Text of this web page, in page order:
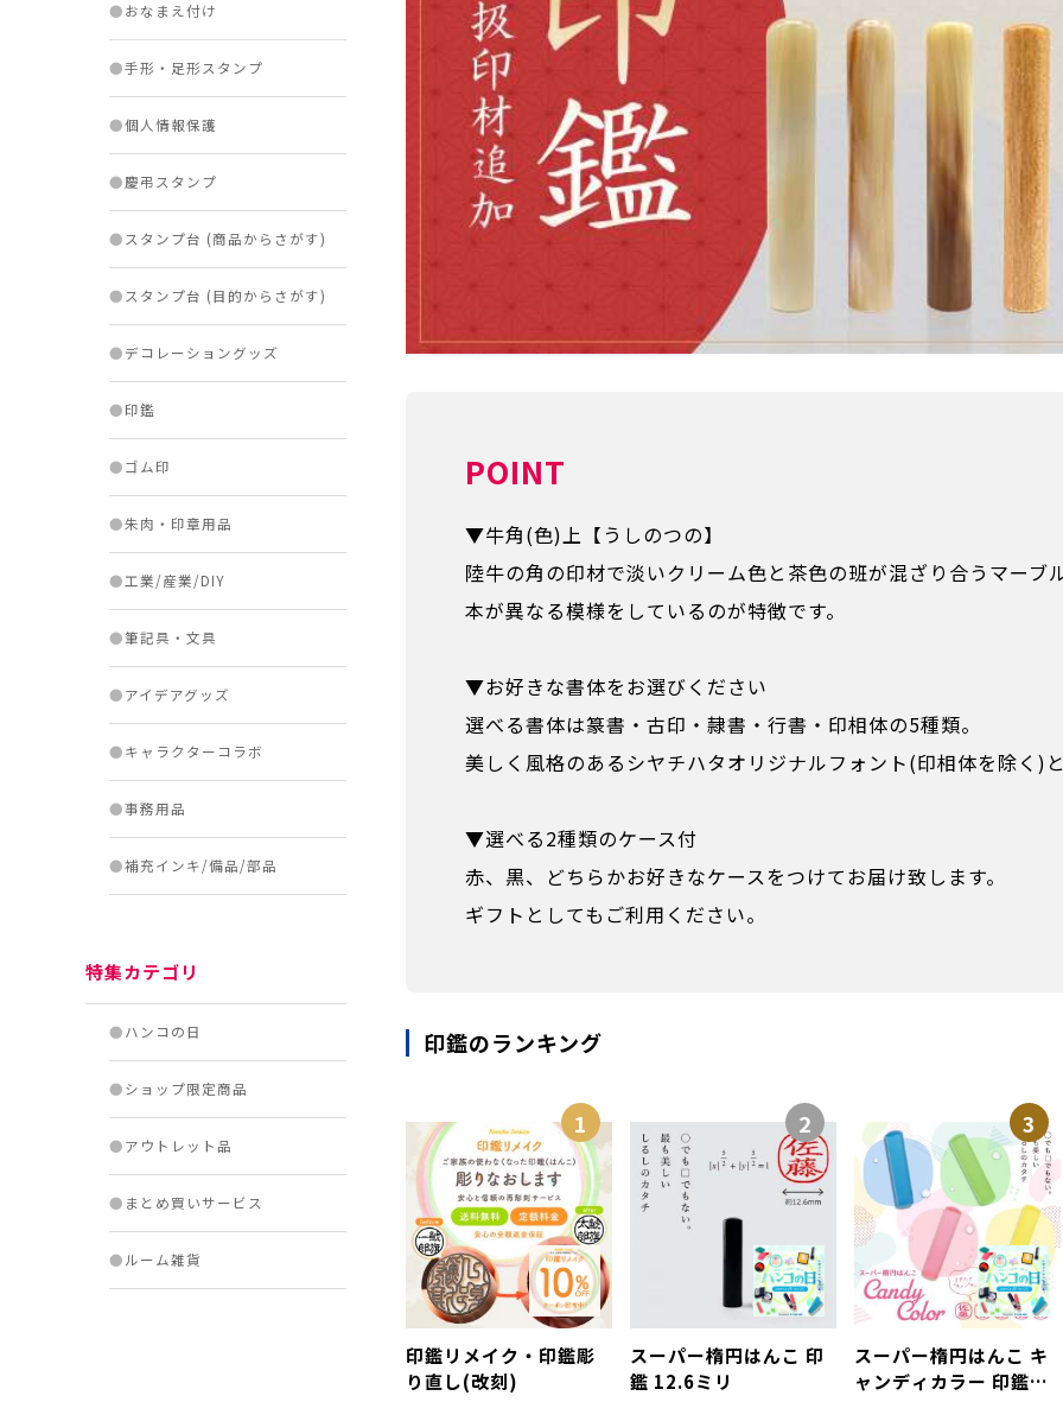
●おなまえ付け
●手形・足形スタンプ
●個人情報保護
●慶弔スタンプ
● スタンプ台 (商品からさがす)
● スタンプ台 (目的からさがす)
●デコレーショングッズ
●印鑑
●ゴム印
●朱肉・印章用品
●工業/産業/DIY
●筆記具・文具
●アイデアグッズ
●キャラクターコラボ
●事務用品
●補充インキ/備品/部品
特集カテゴリ
●ハンコの日
●ショップ限定商品
●アウトレット品
● まとめ買いサービス
●ルーム雑貨
POINT
▼牛角(色)上【うしのつの】
陸牛の角の印材で淡いクリーム色と茶色の班が混ざり合うマーブ
本が異なる模様をしているのが特徴です。
▼お好きな書体をお選びください
選べる書体は篆書・古印・隷書・行書・印相体の5種類。
美しく風格のあるシヤチハタオリジナルフォント(印相体を除く)と
▼選べる2種類のケース付
赤、黒、どちらかお好きなケースをつけてお届け致します。
ギフトとしてもご利用ください。
印鑑のランキング
1
印鑑リメイク・印鑑彫
り直し(改刻)
2
スーパー楕円はんこ 印
鑑 12.6ミリ
3
スーパー楕円はんこ キ
ャンディカラー 印鑑